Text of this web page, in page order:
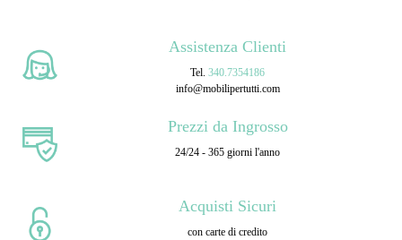
Assistenza Clienti
Tel. 340.7354186
info@mobilipertutti.com
Prezzi da Ingrosso
24/24 - 365 giorni l'anno
Acquisti Sicuri
con carte di credito